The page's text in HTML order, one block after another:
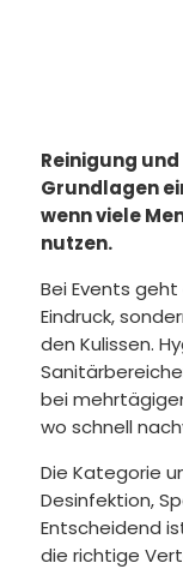
Reinigung
Grundlagen
wenn viele
nutzen.
Bei Events
Eindruck,
den Kulissen.
bei
wo schnell
Die Kategorie
Desinfektion,
Entscheidend
die richtige